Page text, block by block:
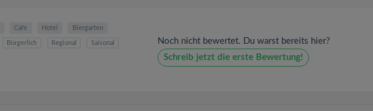
Cafe Hotel Biergarten
Bürgerlich Regional Saisonal
Noch nicht bewertet. Du warst bereits hier?
Schreib jetzt die erste Bewertung!